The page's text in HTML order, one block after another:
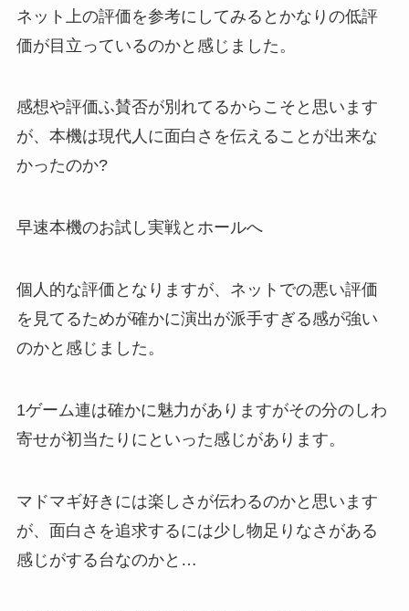
ネット上の評価を参考にしてみるとかなりの低評
価が目立っているのかと感じました。
感想や評価ふ賛否が別れてるからこそと思います
が、本機は現代人に面白さを伝えることが出来な
かったのか?
早速本機のお試し実戦とホールへ
個人的な評価となりますが、ネットでの悪い評価
を見てるためが確かに演出が派手すぎる感が強い
のかと感じました。
1ゲーム連は確かに魅力がありますがその分のしわ
寄せが初当たりにといった感じがあります。
マドマギ好きには楽しさが伝わるのかと思います
が、面白さを追求するには少し物足りなさがある
感じがする台なのかと…